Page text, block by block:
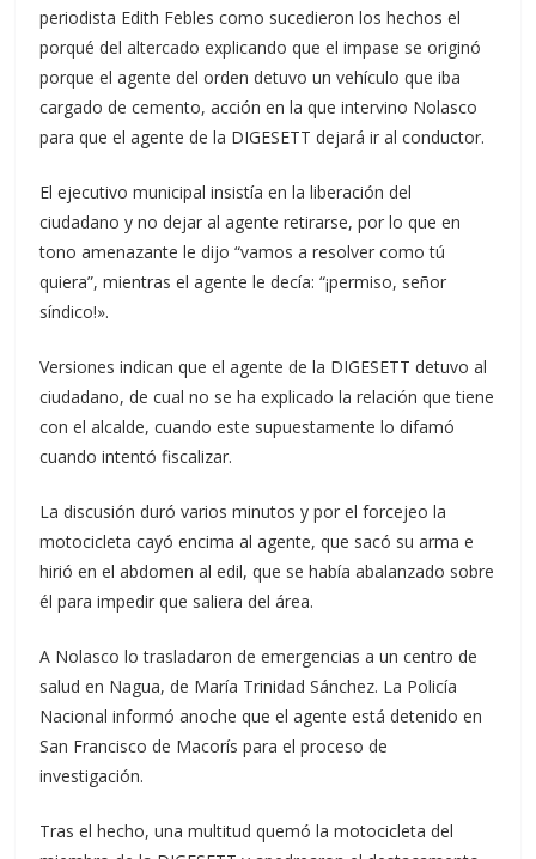
periodista Edith Febles como sucedieron los hechos el
porqué del altercado explicando que el impase se originó
porque el agente del orden detuvo un vehículo que iba
cargado de cemento, acción en la que intervino Nolasco
para que el agente de la DIGESETT dejará ir al conductor.
El ejecutivo municipal insistía en la liberación del
ciudadano y no dejar al agente retirarse, por lo que en
tono amenazante le dijo “vamos a resolver como tú
quiera”, mientras el agente le decía: “¡permiso, señor
síndico!».
Versiones indican que el agente de la DIGESETT detuvo al
ciudadano, de cual no se ha explicado la relación que tiene
con el alcalde, cuando este supuestamente lo difamó
cuando intentó fiscalizar.
La discusión duró varios minutos y por el forcejeo la
motocicleta cayó encima al agente, que sacó su arma e
hirió en el abdomen al edil, que se había abalanzado sobre
él para impedir que saliera del área.
A Nolasco lo trasladaron de emergencias a un centro de
salud en Nagua, de María Trinidad Sánchez. La Policía
Nacional informó anoche que el agente está detenido en
San Francisco de Macorís para el proceso de
investigación.
Tras el hecho, una multitud quemó la motocicleta del